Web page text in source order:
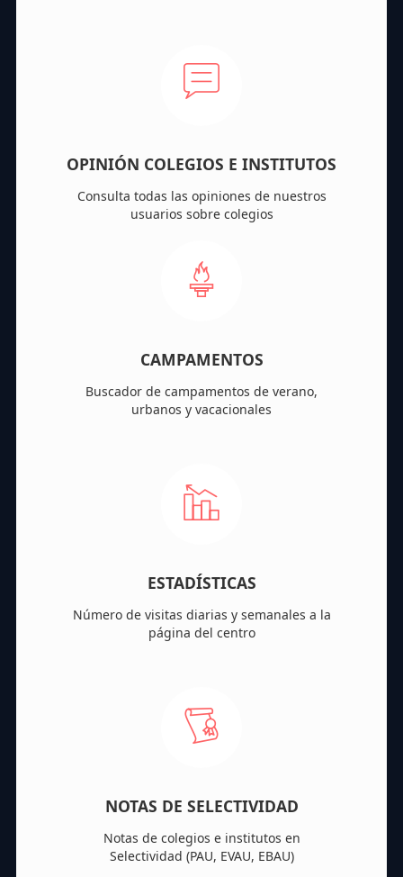
OPINIÓN COLEGIOS E INSTITUTOS
Consulta todas las opiniones de nuestros
usuarios sobre colegios
CAMPAMENTOS
Buscador de campamentos de verano,
urbanos y vacacionales
ESTADÍSTICAS
Número de visitas diarias y semanales a la
página del centro
NOTAS DE SELECTIVIDAD
Notas de colegios e institutos en
Selectividad (PAU, EVAU, EBAU)